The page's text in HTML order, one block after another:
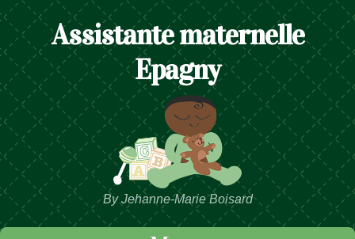
Assistante maternelle
Epagny
By Jehanne-Marie Boisard